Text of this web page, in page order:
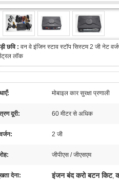
छवि : वन वे इंजिन स्टाव स्टॉप सिस्टम 2 जी नेट
लॉक
मोबाइल कार सुरक्षा प्रणाली
दूरी: 60 मीटर से अधिक
2 जी
जीपीएस / जीएसएम
देना: इंजन बंद करो बटन किट,